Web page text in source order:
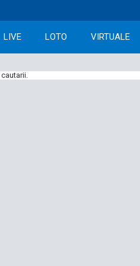
LIVE LOTO VIRTUALE